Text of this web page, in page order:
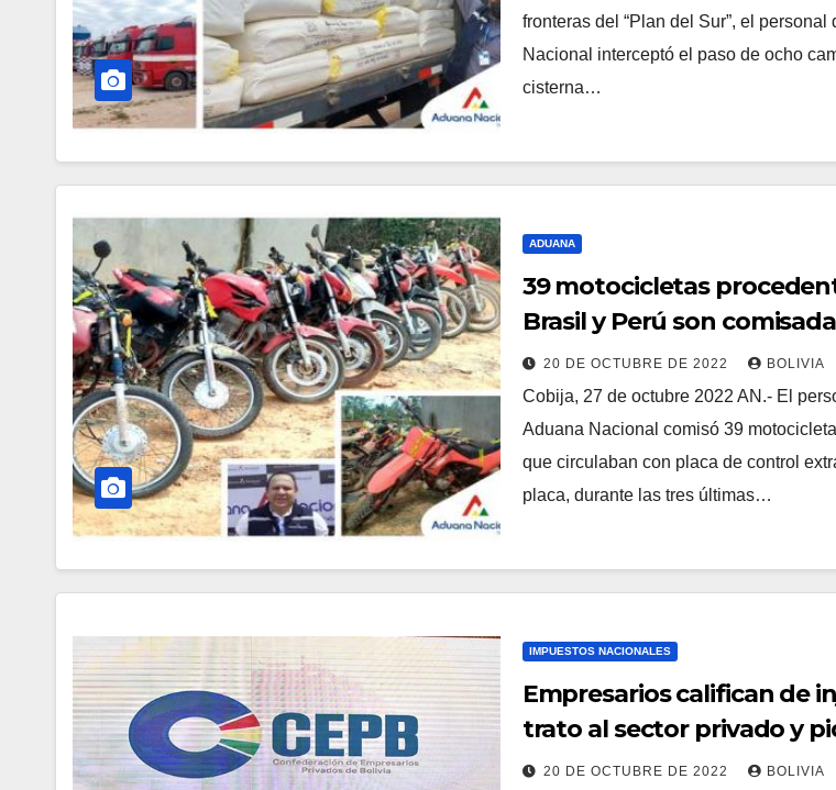
fronteras del “Plan del Sur”, el personal
Nacional interceptó el paso de ocho
cisterna…
ADUANA
39 motocicletas
Brasil y Perú son
Cobija – Pando
20 DE OCTUBRE DE 2022 BOLIVIA
Cobija, 27 de octubre 2022 AN.- El
Aduana Nacional comisó 39
que circulaban con placa de control
placa, durante las tres últimas…
IMPUESTOS NACIONALES
Empresarios califican de
trato al sector privado y
soluciones sin
20 DE OCTUBRE DE 2022 BOLIVIA